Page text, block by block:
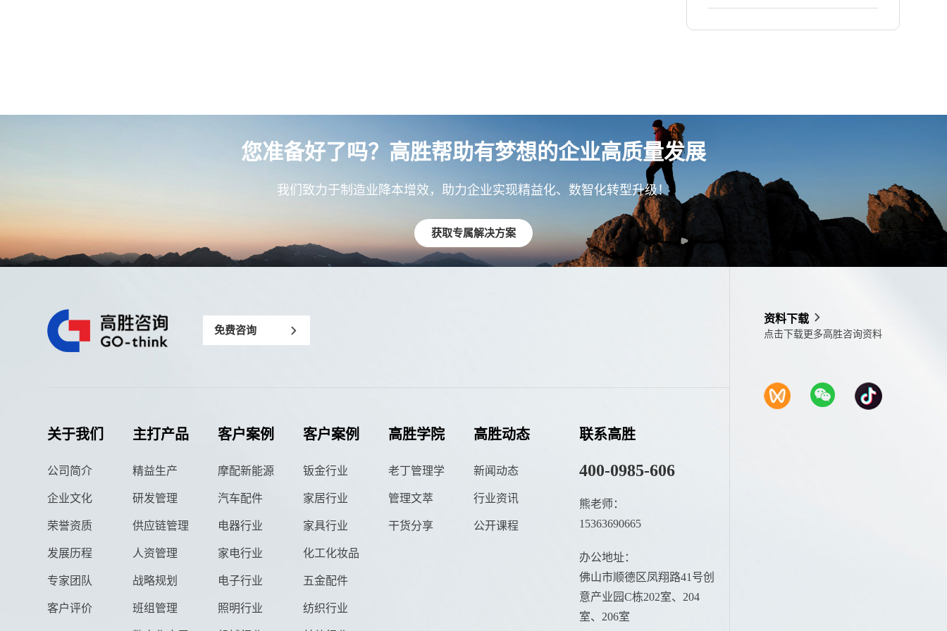
让订单准交率提升至90%以
业 贝菲饰品 | 通过精益生产项
您准备好了吗？高胜帮助有梦想的企业高质量发展
我们致力于制造业降本增效，助力企业实现精益化、数智化转型升级！
获取专属解决方案
免费咨询
关于我们
公司简介
企业文化
荣誉资质
发展历程
专家团队
客户评价
主打产品
精益生产
研发管理
供应链管理
人资管理
战略规划
班组管理
客户案例
摩配新能源
汽车配件
电器行业
家电行业
电子行业
照明行业
客户案例
钣金行业
家居行业
家具行业
化工化妆品
五金配件
纺织行业
高胜学院
老丁管理学
管理文萃
干货分享
高胜动态
新闻动态
行业资讯
公开课程
联系高胜
400-0985-606
熊老师：
15363690665
办公地址：
佛山市顺德区凤翔路41号创
意产业园C栋202室、204
室、206室
资料下载
点击下载更多高胜咨询资料